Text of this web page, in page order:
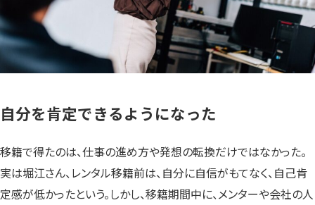
自分を肯定できるようになった
移籍で得たのは、仕事の進め方や発想の転換だけではなかった。
実は堀江さん、レンタル移籍前は、自分に自信がもてなく、自己肯
定感が低かったという。しかし、移籍期間中に、メンターや会社の人